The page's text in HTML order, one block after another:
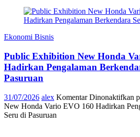
Ekonomi Bisnis
Public Exhibition New Honda
Hadirkan Pengalaman
Pasuruan
31/07/2026 alex Komentar Dinonaktifkan
New Honda Vario EVO 160 Hadirkan
Seru di Pasuruan